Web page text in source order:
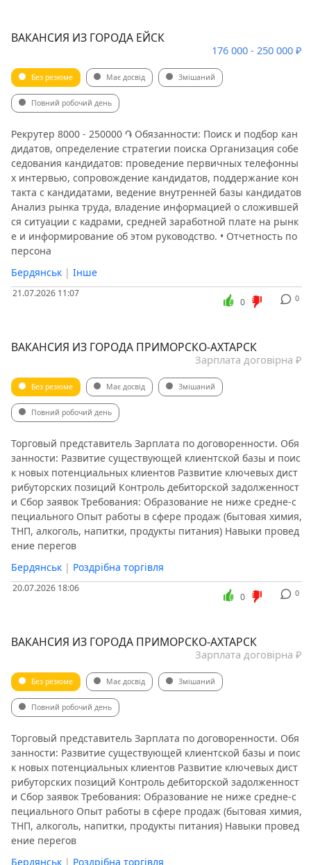
ВАКАНСИЯ ИЗ ГОРОДА ЕЙСК
176 000 - 250 000 ₽
Без резюме Має досвід Змішаний
Повний робочий день
Рекрутер 8000 - 250000 ֏ Обязанности: Поиск и подбор кан
дидатов, определение стратегии поиска Организация собе
седования кандидатов: проведение первичных телефонны
х интервью, сопровождение кандидатов, поддержание кон
такта с кандидатами, ведение внутренней базы кандидатов
Анализ рынка труда, владение информацией о сложившей
ся ситуации с кадрами, средней заработной плате на рынк
е и информирование об этом руководство. • Отчетность по
персона
Бердянськ | Інше
21.07.2026 11:07 0
0
ВАКАНСИЯ ИЗ ГОРОДА ПРИМОРСКО-АХТАРСК
Зарплата договірна ₽
Без резюме Має досвід Змішаний
Повний робочий день
Торговый представитель Зарплата по договоренности. Обя
занности: Развитие существующей клиентской базы и поис
к новых потенциальных клиентов Развитие ключевых дист
рибуторских позиций Контроль дебиторской задолженност
и Сбор заявок Требования: Образование не ниже средне-с
пециального Опыт работы в сфере продаж (бытовая химия,
ТНП, алкоголь, напитки, продукты питания) Навыки провед
ение перегов
Бердянськ | Роздрібна торгівля
20.07.2026 18:06 0
0
ВАКАНСИЯ ИЗ ГОРОДА ПРИМОРСКО-АХТАРСК
Зарплата договірна ₽
Без резюме Має досвід Змішаний
Повний робочий день
Торговый представитель Зарплата по договоренности. Обя
занности: Развитие существующей клиентской базы и поис
к новых потенциальных клиентов Развитие ключевых дист
рибуторских позиций Контроль дебиторской задолженност
и Сбор заявок Требования: Образование не ниже средне-с
пециального Опыт работы в сфере продаж (бытовая химия,
ТНП, алкоголь, напитки, продукты питания) Навыки провед
ение перегов
Бердянськ | Роздрібна торгівля